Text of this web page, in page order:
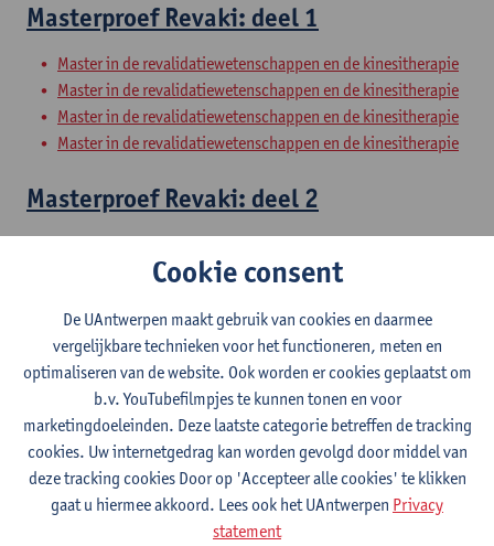
Masterproef Revaki: deel 1
Master in de revalidatiewetenschappen en de kinesitherapie
Master in de revalidatiewetenschappen en de kinesitherapie
Master in de revalidatiewetenschappen en de kinesitherapie
Master in de revalidatiewetenschappen en de kinesitherapie
Masterproef Revaki: deel 2
Master in de revalidatiewetenschappen en de kinesitherapie
Master in de revalidatiewetenschappen en de kinesitherapie
Clinical Internships
Master of Rehabilitation Sciences and Physiotherapy:
internal conditions
Master of Rehabilitation Sciences and Physiotherapy:
neurological conditions
Cookie consent
De UAntwerpen maakt gebruik van cookies en daarmee
vergelijkbare technieken voor het functioneren, meten en
optimaliseren van de website. Ook worden er cookies geplaatst om
b.v. YouTubefilmpjes te kunnen tonen en voor
marketingdoeleinden. Deze laatste categorie betreffen de tracking
cookies. Uw internetgedrag kan worden gevolgd door middel van
deze tracking cookies Door op 'Accepteer alle cookies' te klikken
gaat u hiermee akkoord. Lees ook het UAntwerpen Privacy
statement